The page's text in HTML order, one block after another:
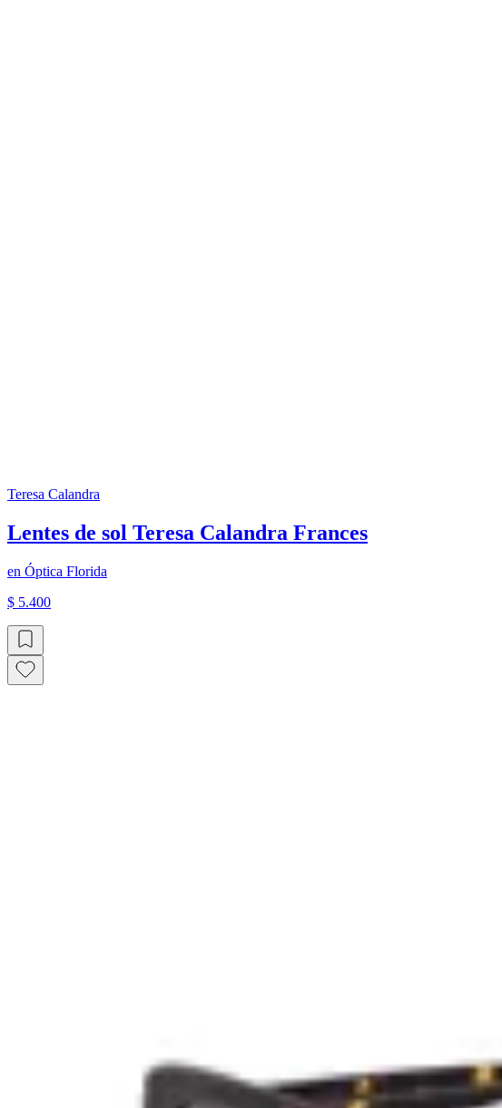
Teresa Calandra
Lentes de sol Teresa Calandra Frances
en Óptica Florida
$ 5.400